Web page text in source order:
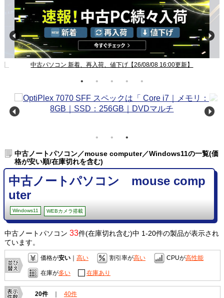
中古パソコン 新着、再入荷、値下げ【26/08/08 16:00更新】
中古ノートパソコン／mouse computer／Windows11の一覧(価
格が安い順/在庫切れを含む)
中古ノートパソコン mouse comp
uter
Windows11 WEBカメラ搭載
中古ノートパソコン 33件(在庫切れ含む)中 1-20件の製品が表示され
ています。
価格が安い｜ 高い 割引率が高い CPUが高性能
在庫が多い 在庫あり
20件 ｜ 40件